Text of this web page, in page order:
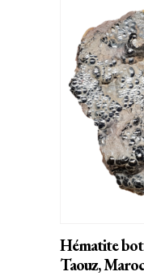
Hématite
Taouz, Maroc